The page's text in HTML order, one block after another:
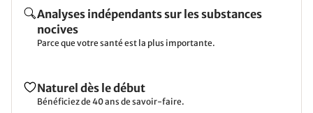
Analyses indépendants sur les substances
nocives
Parce que votre santé est la plus importante.
Naturel dès le début
Bénéficiez de 40 ans de savoir-faire.